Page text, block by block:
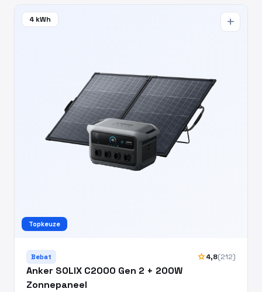
4 kWh
Topkeuze
add
Bebat star4,8(212)
Anker SOLIX C2000 Gen 2 + 200W
Zonnepaneel